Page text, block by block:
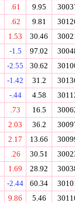
.61 9.95
.62 9.81
1.53 30.46
-1.5 97.02
-2.55 30.62
-1.42 31.2
-.44 4.58
.73 16.5
2.03 36.2
2.17 13.66
.26 30.51
1.69 28.92
-2.44 60.34
9.86 5.46